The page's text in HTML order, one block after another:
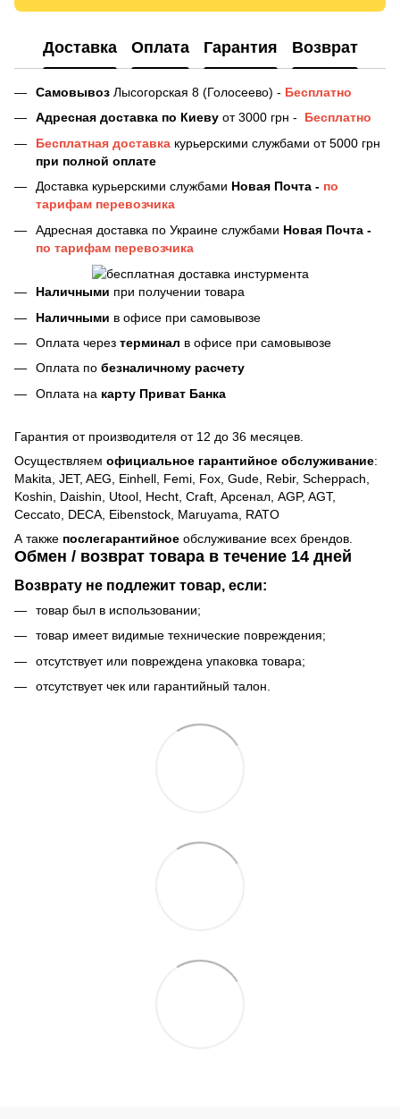
Доставка Оплата Гарантия Возврат
Самовывоз Лысогорская 8 (Голосеево) - Бесплатно
Адресная доставка по Киеву от 3000 грн -
Бесплатно
Бесплатная доставка курьерскими службами от 5000 грн
при полной оплате
Доставка курьерскими службами Новая Почта - по
тарифам перевозчика
Адресная доставка по Украине службами Новая Почта -
по тарифам перевозчика
Наличными при получении товара
Наличными в офисе при самовывозе
Оплата через терминал в офисе при самовывозе
Оплата по безналичному расчету
Оплата на карту Приват Банка
Гарантия от производителя от 12 до 36 месяцев.
Осуществляем официальное гарантийное обслуживание:
Makita, JET, AEG, Einhell, Femi, Fox, Gude, Rebir, Scheppach,
Koshin, Daishin, Utool, Hecht, Craft, Арсенал, AGP, AGT,
Ceccato, DECA, Eibenstock, Maruyama, RATO
А также послегарантийное обслуживание всех брендов.
Обмен / возврат товара в течение 14 дней
Возврату не подлежит товар, если:
товар был в использовании;
товар имеет видимые технические повреждения;
отсутствует или повреждена упаковка товара;
отсутствует чек или гарантийный талон.